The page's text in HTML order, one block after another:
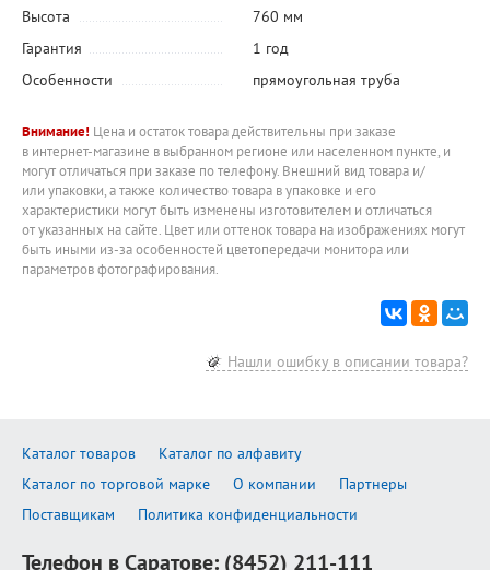
Высота
760 мм
Гарантия
1 год
Особенности
прямоугольная труба
Внимание! Цена и остаток товара действительны при заказе
в интернет-магазине в выбранном регионе или населенном пункте, и
могут отличаться при заказе по телефону. Внешний вид товара и/
или упаковки, а также количество товара в упаковке и его
характеристики могут быть изменены изготовителем и отличаться
от указанных на сайте. Цвет или оттенок товара на изображениях могут
быть иными из-за особенностей цветопередачи монитора или
параметров фотографирования.
Нашли ошибку в описании товара?
Каталог товаров
Каталог по алфавиту
Каталог по торговой марке
О компании
Партнеры
Поставщикам
Политика конфиденциальности
Телефон в Саратове: (8452) 211-111